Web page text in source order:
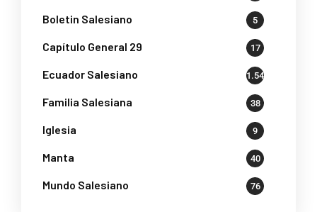
Boletin Salesiano 5
Capítulo General 29 17
Ecuador Salesiano 1.541
Familia Salesiana 38
Iglesia 9
Manta 40
Mundo Salesiano 76